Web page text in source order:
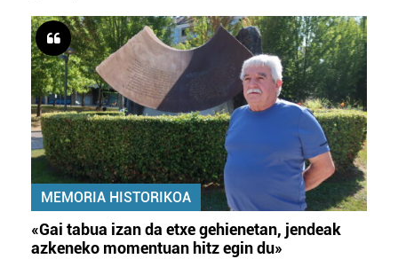
MEMORIA HISTORIKOA
«Gai tabua izan da etxe gehienetan, jendeak
azkeneko momentuan hitz egin du»